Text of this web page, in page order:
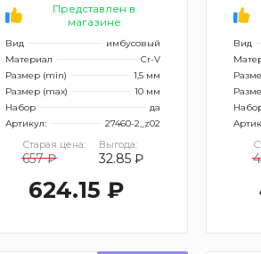
Представлен в
магазине
Вид
имбусовый
Материал
Cr-V
Размер (min)
1,5 мм
Размер (max)
10 мм
Набор
да
Артикул:
27460-2_z02
Старая цена:
657 ₽
Выгода:
32.85 ₽
624.15 ₽
Вид